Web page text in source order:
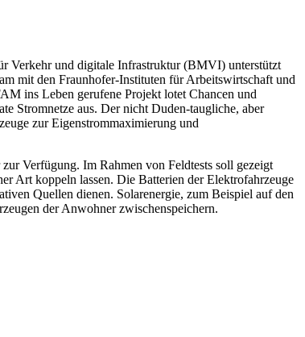
Verkehr und digitale Infrastruktur (BMVI) unterstützt
mit den Fraunhofer-Instituten für Arbeitswirtschaft und
ins Leben gerufene Projekt lotet Chancen und
Stromnetze aus. Der nicht Duden-taugliche, aber
zur Eigenstrommaximierung und
Verfügung. Im Rahmen von Feldtests soll gezeigt
Art koppeln lassen. Die Batterien der Elektrofahrzeuge
Quellen dienen. Solarenergie, zum Beispiel auf den
der Anwohner zwischenspeichern.